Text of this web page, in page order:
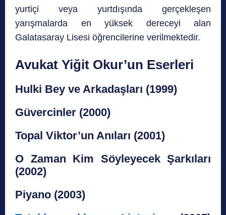
yurtiçi veya yurtdışında gerçekleşen
yarışmalarda en yüksek dereceyi alan
Galatasaray Lisesi öğrencilerine verilmektedir.
Avukat Yiğit Okur’un Eserleri
Hulki Bey ve Arkadaşları (1999)
Güvercinler (2000)
Topal Viktor’un Anıları (2001)
O Zaman Kim Söyleyecek Şarkıları
(2002)
Piyano (2003)